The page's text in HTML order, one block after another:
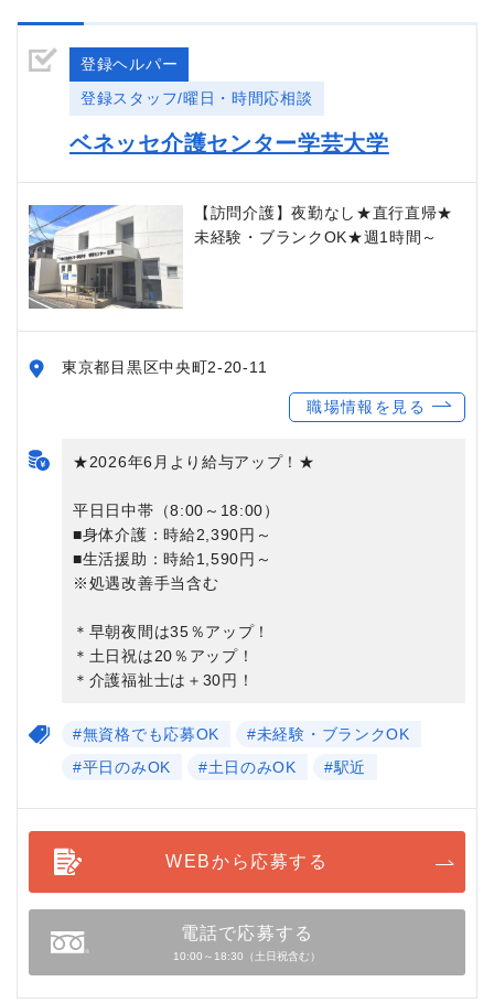
登録ヘルパー
登録スタッフ/曜日・時間応相談
ベネッセ介護センター学芸大学
【訪問介護】夜勤なし★直行直帰★
未経験・ブランクOK★週1時間～
東京都目黒区中央町2-20-11
職場情報を見る
★2026年6月より給与アップ！★
平日日中帯（8:00～18:00）
■身体介護：時給2,390円～
■生活援助：時給1,590円～
※処遇改善手当含む
＊早朝夜間は35％アップ！
＊土日祝は20％アップ！
＊介護福祉士は＋30円！
#無資格でも応募OK
#未経験・ブランクOK
#平日のみOK
#土日のみOK #駅近
WEBから応募する
電話で応募する
10:00～18:30（土日祝含む）